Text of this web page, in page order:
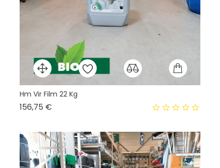
Hm Vir Film 22 Kg
156,75 €